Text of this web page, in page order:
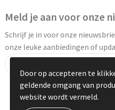
Meld je aan voor onze
Schrijf je in voor onze
onze leuke aanbiedingen of
Door op accepteren te
geldende omgang van
website wordt vermeld.